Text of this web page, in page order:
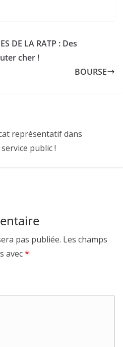
DE LA RATP : Des
cher !
BOURSE
représentatif dans
public !
pas publiée. Les champs
avec*